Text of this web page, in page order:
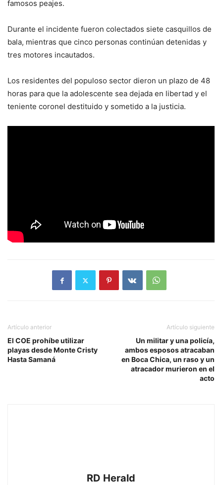
famosos peajes.
Durante el incidente fueron colectados siete casquillos de
bala, mientras que cinco personas continúan detenidas y
tres motores incautados.
Los residentes del populoso sector dieron un plazo de 48
horas para que la adolescente sea dejada en libertad y el
teniente coronel destituido y sometido a la justicia.
Artículo anterior
El COE prohíbe utilizar
playas desde Monte Cristy
Hasta Samaná
Artículo siguiente
Un militar y una policía,
ambos esposos atracaban
en Boca Chica, un raso y un
atracador murieron en el
acto
RD Herald